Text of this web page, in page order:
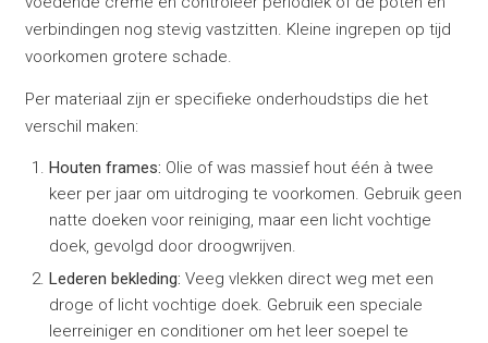
verbindingen nog stevig vastzitten. Kleine ingrepen op tijd
voorkomen grotere schade.
Per materiaal zijn er specifieke onderhoudstips die het
verschil maken:
Houten frames: Olie of was massief hout één à twee
keer per jaar om uitdroging te voorkomen. Gebruik geen
natte doeken voor reiniging, maar een licht vochtige
doek, gevolgd door droogwrijven.
Lederen bekleding: Veeg vlekken direct weg met een
droge of licht vochtige doek. Gebruik een speciale
leerreiniger en conditioner om het leer soepel te